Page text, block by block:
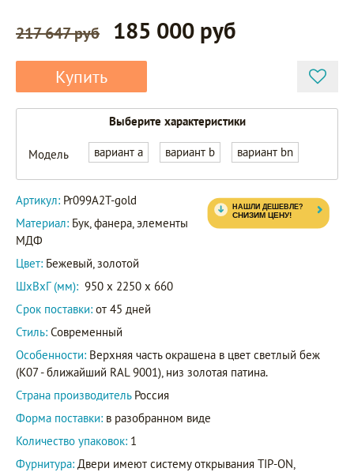
217 647 руб 185 000 руб
Купить
Выберите характеристики
Модель вариант a вариант b вариант bn
Артикул: Pr099A2T-gold
Материал: Бук, фанера, элементы
МДФ
Цвет: Бежевый, золотой
ШxВxГ (мм): 950 x 2250 x 660
Срок поставки: от 45 дней
Стиль: Современный
Особенности: Верхняя часть окрашена в цвет светлый беж
(K07 - ближайший RAL 9001), низ золотая патина.
Страна производитель Россия
Форма поставки: в разобранном виде
Количество упаковок: 1
Фурнитура: Двери имеют систему открывания TIP-ON,